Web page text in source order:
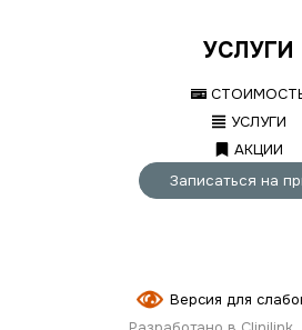
УСЛУГИ
УСЛУГИ
АКЦИИ
Записаться на
Версия для